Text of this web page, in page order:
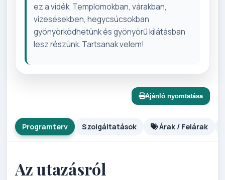
ez a vidék. Templomokban, várakban,
vízesésekben, hegycsúcsokban
gyönyörködhetünk és gyönyörű kilátásban
lesz részünk. Tartsanak velem!
Ajánló nyomtatása
Programterv Szolgáltatások Árak / Felárak
Az utazásról